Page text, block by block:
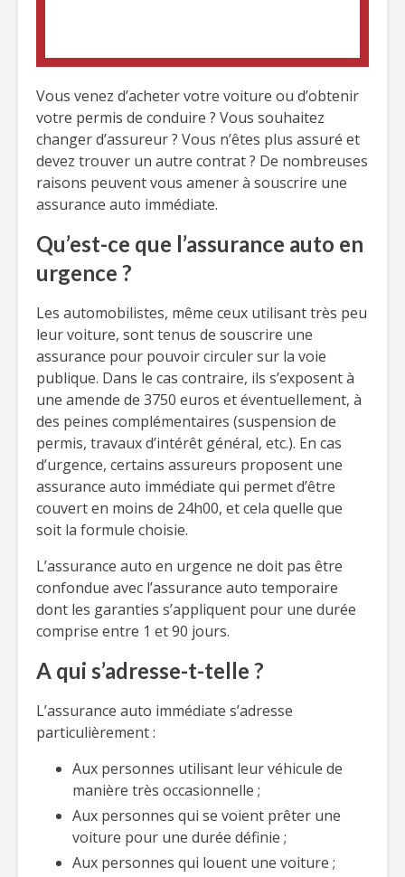
Vous venez d’acheter votre voiture ou d’obtenir
votre permis de conduire ? Vous souhaitez
changer d’assureur ? Vous n’êtes plus assuré et
devez trouver un autre contrat ? De nombreuses
raisons peuvent vous amener à souscrire une
assurance auto immédiate.
Qu’est-ce que l’assurance auto en
urgence ?
Les automobilistes, même ceux utilisant très peu
leur voiture, sont tenus de souscrire une
assurance pour pouvoir circuler sur la voie
publique. Dans le cas contraire, ils s’exposent à
une amende de 3750 euros et éventuellement, à
des peines complémentaires (suspension de
permis, travaux d’intérêt général, etc.). En cas
d’urgence, certains assureurs proposent une
assurance auto immédiate qui permet d’être
couvert en moins de 24h00, et cela quelle que
soit la formule choisie.
L’assurance auto en urgence ne doit pas être
confondue avec l’assurance auto temporaire
dont les garanties s’appliquent pour une durée
comprise entre 1 et 90 jours.
A qui s’adresse-t-telle ?
L’assurance auto immédiate s’adresse
particulièrement :
Aux personnes utilisant leur véhicule de
manière très occasionnelle ;
Aux personnes qui se voient prêter une
voiture pour une durée définie ;
Aux personnes qui louent une voiture ;